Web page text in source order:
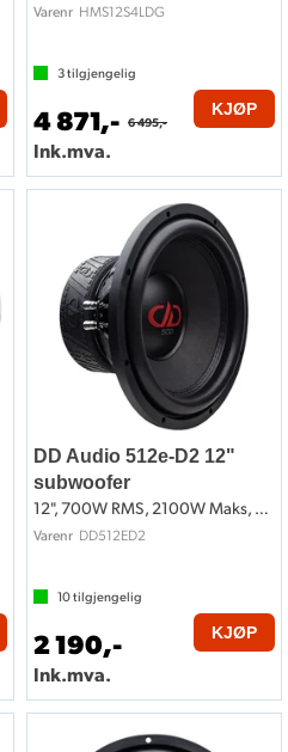
Varenr HMS12S4LDG
3tilgjengelig
4 871,- 6 495,-
Ink.mva.
KJØP
DD Audio 512e-D2 12"
subwoofer
12", 700W RMS, 2100W Maks, 2x2 Ohm
Varenr DD512ED2
10tilgjengelig
2 190,-
Ink.mva.
KJØP